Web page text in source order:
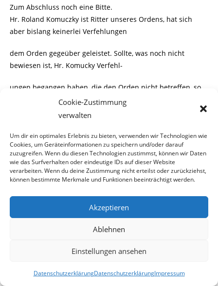
Cookie-Zustimmung
verwalten
Um dir ein optimales Erlebnis zu bieten, verwenden wir Technologien wie
Cookies, um Geräteinformationen zu speichern und/oder darauf
zuzugreifen. Wenn du diesen Technologien zustimmst, können wir Daten
wie das Surfverhalten oder eindeutige IDs auf dieser Website
verarbeiten. Wenn du deine Zustimmung nicht erteilst oder zurückziehst,
können bestimmte Merkmale und Funktionen beeinträchtigt werden.
Akzeptieren
Ablehnen
Einstellungen ansehen
DatenschutzerklärungDatenschutzerklärungImpressum
Zum Abschluss noch eine Bitte.
Hr. Roland Komuczky ist Ritter unseres Ordens, hat sich
aber bislang keinerlei Verfehlungen
dem Orden gegeüber geleistet. Sollte, was noch nicht
bewiesen ist, Hr. Komucky Verfehl-
ungen begangen haben, die den Orden nicht betreffen, so
bitte ich Sie unseren Orden aus
dieser “Causa” heraus zu halten.
Noch ein kleiner Kritikpunkt:
Unseren Orden und unsere Ehre als Druckmittel gegen Hrn.
Komucky anzuwenden und
unehrenhaft, als auch unstatthaft.
ENTSCHEIDUNG NEUTRAL
Mit ritterlichen Grüßen
Walter Deles